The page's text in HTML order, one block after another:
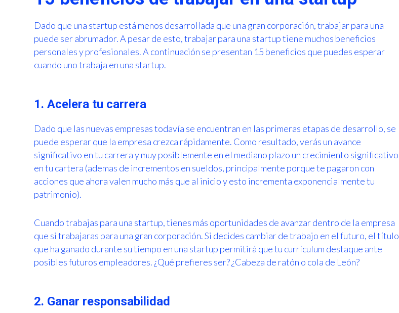
Dado que una startup está menos desarrollada que una gran corporación, trabajar para una
puede ser abrumador. A pesar de esto, trabajar para una startup tiene muchos beneficios
personales y profesionales. A continuación se presentan 15 beneficios que puedes esperar
cuando uno trabaja en una startup.
1. Acelera tu carrera
Dado que las nuevas empresas todavía se encuentran en las primeras etapas de desarrollo, se
puede esperar que la empresa crezca rápidamente. Como resultado, verás un avance
significativo en tu carrera y muy posiblemente en el mediano plazo un crecimiento significativo
en tu cartera (ademas de incrementos en sueldos, principalmente porque te pagaron con
acciones que ahora valen mucho más que al inicio y esto incrementa exponencialmente tu
patrimonio).
Cuando trabajas para una startup, tienes más oportunidades de avanzar dentro de la empresa
que si trabajaras para una gran corporación. Si decides cambiar de trabajo en el futuro, el título
que ha ganado durante su tiempo en una startup permitirá que tu currículum destaque ante
posibles futuros empleadores. ¿Qué prefieres ser? ¿Cabeza de ratón o cola de León?
2. Ganar responsabilidad